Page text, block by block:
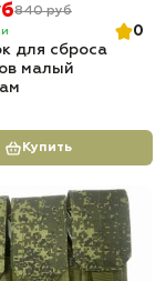
840 руб
0
для сброса
малый
Купить